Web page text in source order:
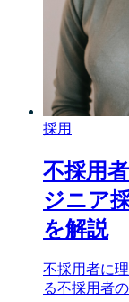
採用
不採用
ジニア
を解説
不採用者に
る不採用者